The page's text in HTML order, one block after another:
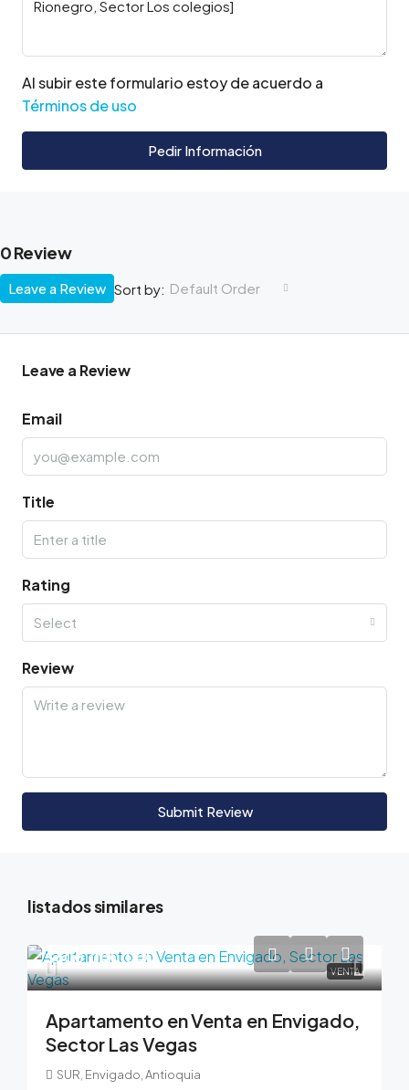
Al subir este formulario estoy de acuerdo a
Términos de uso
Pedir Información
0 Review
Sort by: Default Order
Leave a Review
Leave a Review
Email
Title
Rating
Select
Review
Submit Review
listados similares
VENTA
$600,000,000
Apartamento en Venta en Envigado,
Sector Las Vegas
SUR, Envigado, Antioquia